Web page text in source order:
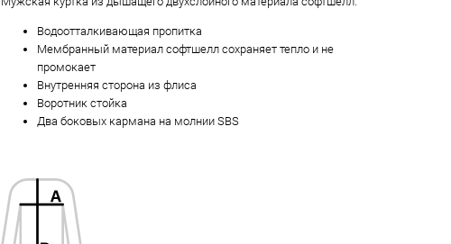
Водоотталкивающая пропитка
Мембранный материал софтшелл сохраняет тепло и не
промокает
Внутренняя сторона из флиса
Воротник стойка
Два боковых кармана на молнии SBS